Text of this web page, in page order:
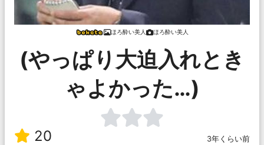
ほろ酔い美人 ほろ酔い美人
(やっぱり大迫入れとき
ゃよかった…)
20
3年くらい前